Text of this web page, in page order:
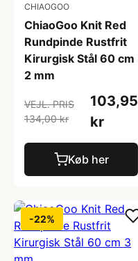
CHIAOGOO
ChiaoGoo Knit Red
Rundpinde Rustfrit
Kirurgisk Stål 60 cm
2 mm
VEJL. PRIS
134,00 kr
103,95
kr
Køb her
-22%